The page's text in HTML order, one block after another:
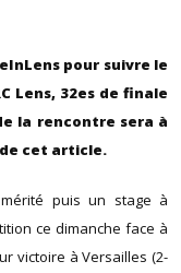
pour suivre le
Lens, 32es de finale
la rencontre sera à
cet article.
puis un stage à
ce dimanche face à
victoire à Versailles (2-